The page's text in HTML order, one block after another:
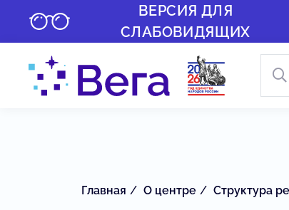
ВЕРСИЯ ДЛЯ
СЛАБОВИДЯЩИХ
Главная О центре Структура